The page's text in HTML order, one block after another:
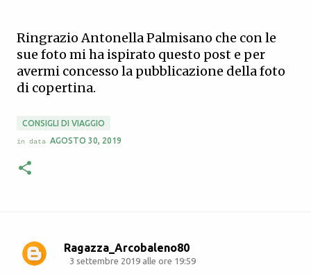
Ringrazio Antonella Palmisano che con le
sue foto mi ha ispirato questo post e per
avermi concesso la pubblicazione della foto
di copertina.
CONSIGLI DI VIAGGIO
in data AGOSTO 30, 2019
C
Ragazza_Arcobaleno80
3 settembre 2019 alle ore 19:59